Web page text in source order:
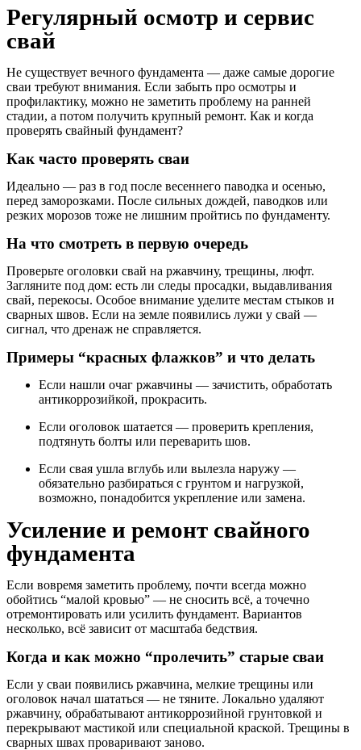
Регулярный осмотр и сервис
свай
Не существует вечного фундамента — даже самые дорогие
сваи требуют внимания. Если забыть про осмотры и
профилактику, можно не заметить проблему на ранней
стадии, а потом получить крупный ремонт. Как и когда
проверять свайный фундамент?
Как часто проверять сваи
Идеально — раз в год после весеннего паводка и осенью,
перед заморозками. После сильных дождей, паводков или
резких морозов тоже не лишним пройтись по фундаменту.
На что смотреть в первую очередь
Проверьте оголовки свай на ржавчину, трещины, люфт.
Загляните под дом: есть ли следы просадки, выдавливания
свай, перекосы. Особое внимание уделите местам стыков и
сварных швов. Если на земле появились лужи у свай —
сигнал, что дренаж не справляется.
Примеры “красных флажков” и что делать
Если нашли очаг ржавчины — зачистить, обработать
антикоррозийкой, прокрасить.
Если оголовок шатается — проверить крепления,
подтянуть болты или переварить шов.
Если свая ушла вглубь или вылезла наружу —
обязательно разбираться с грунтом и нагрузкой,
возможно, понадобится укрепление или замена.
Усиление и ремонт свайного
фундамента
Если вовремя заметить проблему, почти всегда можно
обойтись “малой кровью” — не сносить всё, а точечно
отремонтировать или усилить фундамент. Вариантов
несколько, всё зависит от масштаба бедствия.
Когда и как можно “пролечить” старые сваи
Если у сваи появились ржавчина, мелкие трещины или
оголовок начал шататься — не тяните. Локально удаляют
ржавчину, обрабатывают антикоррозийной грунтовкой и
перекрывают мастикой или специальной краской. Трещины в
сварных швах проваривают заново.